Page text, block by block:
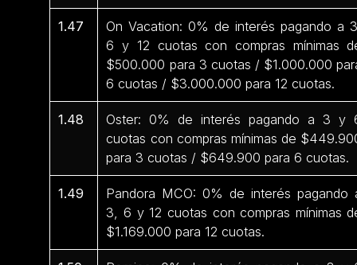
1.47
On Vacation: 0% de interés pagando a
6 y 12 cuotas con compras mínimas
$500.000 para 3 cuotas / $1.000.000
6 cuotas / $3.000.000 para 12 cuotas.
1.48
Oster: 0% de interés pagando a 3 y
cuotas con compras mínimas de
para 3 cuotas / $649.900 para 6 cuotas.
1.49
Pandora MCO: 0% de interés pagando
3, 6 y 12 cuotas con compras mínimas
$1.169.000 para 12 cuotas.